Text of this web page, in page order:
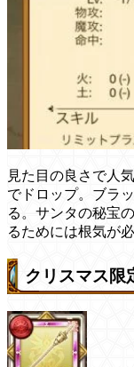
見た目の良さで人
でドロップ。ブラ
る。サンタの秘宝
るためには根気が必
クリスマス限